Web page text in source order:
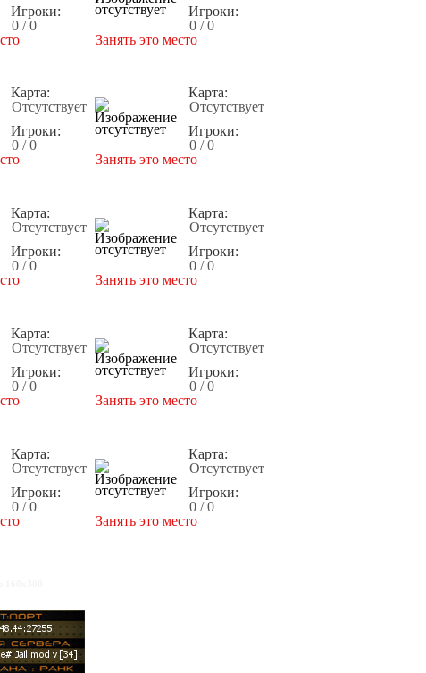
Игроки:
0 / 0
Игроки:
0 / 0
Занять это место
Карта:
Отсутствует
Игроки:
0 / 0
Карта:
Отсутствует
Игроки:
0 / 0
Занять это место
Карта:
Отсутствует
Игроки:
0 / 0
Карта:
Отсутствует
Игроки:
0 / 0
Занять это место
Карта:
Отсутствует
Игроки:
0 / 0
Карта:
Отсутствует
Игроки:
0 / 0
Занять это место
Карта:
Отсутствует
Игроки:
0 / 0
Карта:
Отсутствует
Игроки:
0 / 0
Занять это место